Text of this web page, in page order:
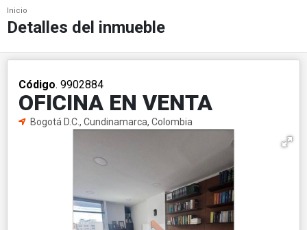
Inicio
Detalles del inmueble
Código. 9902884
OFICINA EN VENTA
Bogotá D.C., Cundinamarca, Colombia